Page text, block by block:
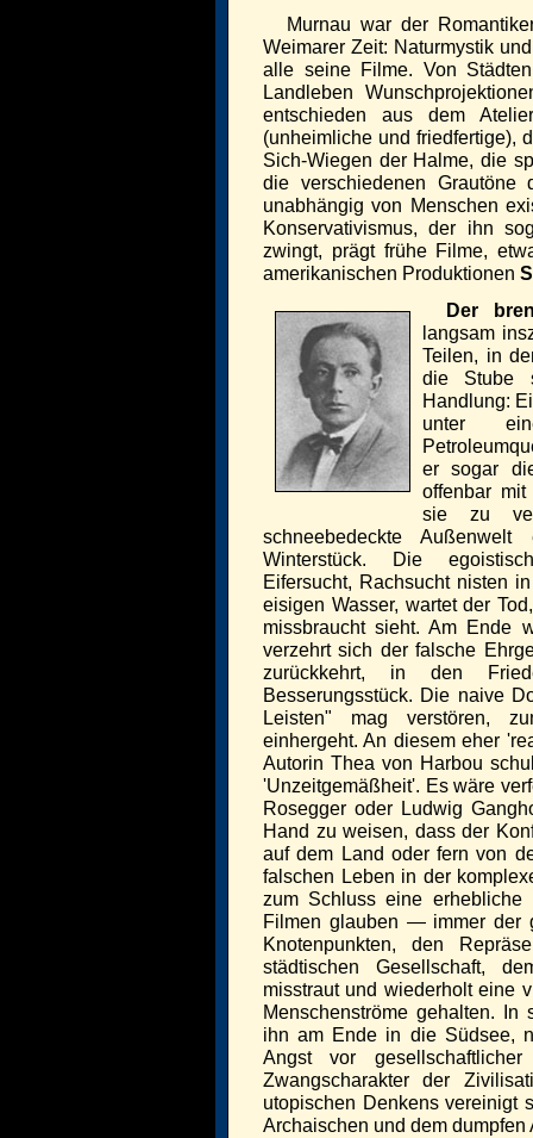
Murnau war der
Weimarer Zeit: Naturmystik
alle seine Filme. Von
Landleben
entschieden aus dem
(unheimliche und friedfertige),
Sich-Wiegen der Halme, die
die verschiedenen
unabhängig von Menschen
Konservativismus, der ihn
zwingt, prägt frühe Filme,
amerikanischen Produktionen
Der
langsam
Teilen, in
die Stube
Handlung:
unter
er sogar
offenbar mit
sie zu
schneebedeckte
Winterstück. Die
Eifersucht, Rachsucht nisten
eisigen Wasser, wartet der
missbraucht sieht. Am Ende
verzehrt sich der falsche
zurückkehrt, in den
Besserungsstück. Die naive
Leisten" mag verstören,
einhergeht. An diesem eher
Autorin Thea von Harbou
'Unzeitgemäßheit'. Es wäre
Rosegger oder Ludwig
Hand zu weisen, dass der
auf dem Land oder fern von
falschen Leben in der
zum Schluss eine
Filmen glauben — immer der
Knotenpunkten, den
städtischen Gesellschaft,
misstraut und wiederholt eine
Menschenströme gehalten.
ihn am Ende in die Südsee,
Angst vor
Zwangscharakter der
utopischen Denkens vereinigt
Archaischen und dem